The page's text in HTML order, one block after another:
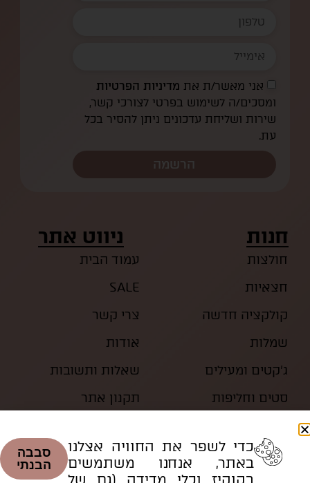
ניווט אתר
עמוד הבית
SALE
צרי קשר
אודות
שאלות ותשובות
תקנון אתר
חנות
חולצות
חצאיות
קולקציה חדשה
שמלות
ג’קטים ומעילים
סטים וחליפות
אני מאשר/ת את מדיניות הפרטיות
ומסכים/ה לשימוש בפרטי לצורכי קשר,
שירות ושליחת עדכונים ניתן להסיר בכל
עת.
הרשמה
כדי לשפר את החוויה אצלנו
באתר, אנחנו משתמשים
בקוקיז וכלי מדידה (גם של
סבבה
הבנתי